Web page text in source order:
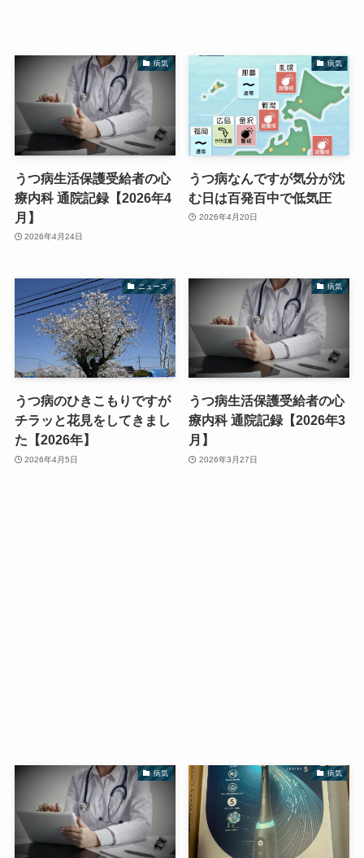
病気
うつ病生活保護受給者の心
療内科 通院記録【2026年4
月】
2026年4月24日
病気
うつ病なんですが気分が沈
む日は百発百中で低気圧
2026年4月20日
ニュース
うつ病のひきこもりですが
チラッと花見をしてきまし
た【2026年】
2026年4月5日
病気
うつ病生活保護受給者の心
療内科 通院記録【2026年3
月】
2026年3月27日
病気 病気